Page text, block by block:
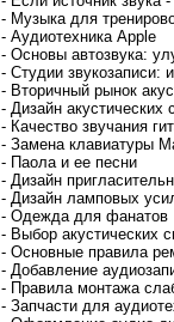
- Музыка для
- Аудиотехника Apple
- Основы автозвука:
- Студии звукозаписи:
- Вторичный рынок
- Дизайн акустических
- Качество звучания
- Замена клавиатуры
- Паола и ее песни
- Дизайн
- Дизайн ламповых
- Одежда для фанатов
- Выбор акустических
- Основные правила
- Добавление
- Правила монтажа
- Запчасти для